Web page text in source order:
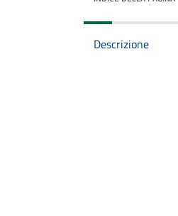
Descrizione